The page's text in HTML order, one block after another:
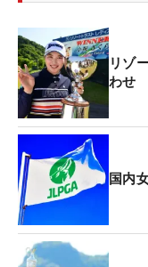
リゾ
わせ
国内